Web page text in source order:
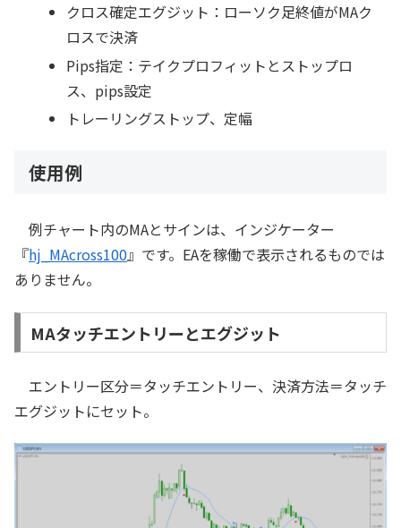
クロス確定エグジット：ローソク足終値がMAク
ロスで決済
Pips指定：テイクプロフィットとストップロ
ス、pips設定
トレーリングストップ、定幅
使用例
例チャート内のMAとサインは、インジケーター
『hj_MAcross100』です。EAを稼働で表示されるものでは
ありません。
MAタッチエントリーとエグジット
エントリー区分＝タッチエントリー、決済方法＝タッチ
エグジットにセット。